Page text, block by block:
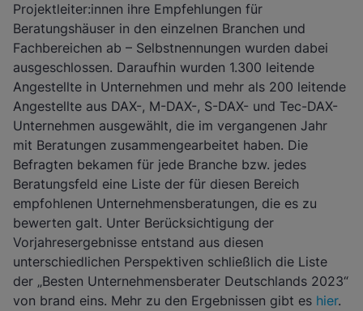
Projektleiter:innen ihre Empfehlungen für
Beratungshäuser in den einzelnen Branchen und
Fachbereichen ab – Selbstnennungen wurden dabei
ausgeschlossen. Daraufhin wurden 1.300 leitende
Angestellte in Unternehmen und mehr als 200 leitende
Angestellte aus DAX-, M-DAX-, S-DAX- und Tec-DAX-
Unternehmen ausgewählt, die im vergangenen Jahr
mit Beratungen zusammengearbeitet haben. Die
Befragten bekamen für jede Branche bzw. jedes
Beratungsfeld eine Liste der für diesen Bereich
empfohlenen Unternehmensberatungen, die es zu
bewerten galt. Unter Berücksichtigung der
Vorjahresergebnisse entstand aus diesen
unterschiedlichen Perspektiven schließlich die Liste
der „Besten Unternehmensberater Deutschlands 2023“
von brand eins. Mehr zu den Ergebnissen gibt es hier.